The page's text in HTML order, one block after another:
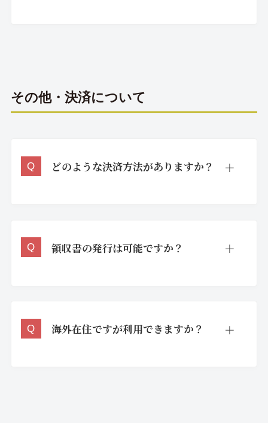
その他・決済について
どのような決済方法がありますか？
領収書の発行は可能ですか？
海外在住ですが利用できますか？